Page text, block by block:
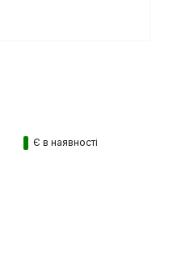
Є в наявності